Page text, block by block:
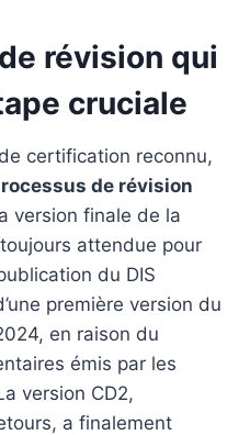
révision qui
cruciale
certification reconnu,
de révision
version finale de la
attendue pour
du DIS
première version du
en raison du
émis par les
version CD2,
a finalement